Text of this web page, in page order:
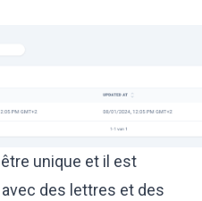
unique et il est
des lettres et des